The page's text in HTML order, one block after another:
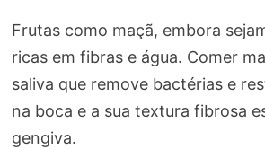
Frutas como maçã, embora
ricas em fibras e água. Comer
saliva que remove bactérias e
na boca e a sua textura fibrosa
gengiva.